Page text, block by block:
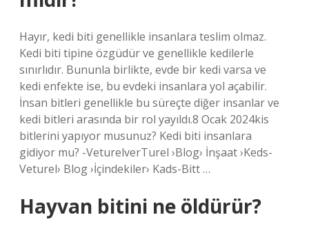
Hayır, kedi biti genellikle insanlara teslim olmaz.
Kedi biti tipine özgüdür ve genellikle kedilerle
sınırlıdır. Bununla birlikte, evde bir kedi varsa ve
kedi enfekte ise, bu evdeki insanlara yol açabilir.
İnsan bitleri genellikle bu süreçte diğer insanlar ve
kedi bitleri arasında bir rol yayıldı.8 Ocak 2024kis
bitlerini yapıyor musunuz? Kedi biti insanlara
gidiyor mu? -VeturelverTurel ›Blog› İnşaat ›Keds-
Veturel› Blog ›İçindekiler› Kads-Bitt …
Hayvan bitini ne öldürür?